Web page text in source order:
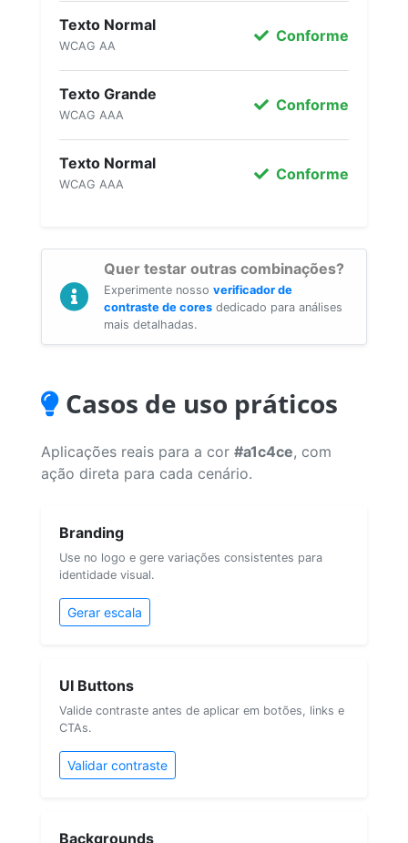
Texto Normal
WCAG AA
Conforme
Texto Grande
WCAG AAA
Conforme
Texto Normal
WCAG AAA
Conforme
Quer testar outras combinações?
Experimente nosso verificador de
contraste de cores dedicado para análises
mais detalhadas.
Casos de uso práticos
Aplicações reais para a cor #a1c4ce, com
ação direta para cada cenário.
Branding
Use no logo e gere variações consistentes para
identidade visual.
Gerar escala
UI Buttons
Valide contraste antes de aplicar em botões, links e
CTAs.
Validar contraste
Backgrounds